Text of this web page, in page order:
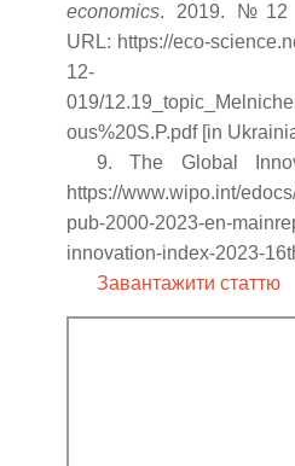
economics. 2019. №12
URL: https://eco-
12-
019/
ous%20S.P.pdf [in
9. The Global
https://www.wipo.int/
pub-2000-2023-en-
innovation-index-2023-
Завантажити статтю